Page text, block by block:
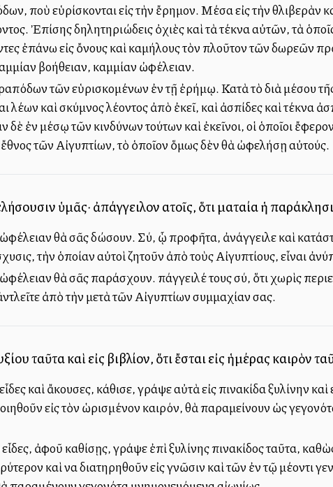
ποὺ εὑρίσκονται εἰς τὴν ἔρημον. Μέσα εἰς τὴν θλιβερὰν
Ἐπίσης δηλητηριώδεις ὀχιὲς καὶ τὰ τέκνα αὐτῶν, τὰ
ἐπάνω εἰς ὄνους καὶ καμήλους τὸν πλοῦτον τῶν δωρεῶν
βοήθειαν, καμμίαν ὠφέλειαν.
τῶν εὑρισκομένων ἐν τῇ ἐρήμῳ. Κατὰ τὸ διὰ μέσου
λέων καὶ σκύμνος λέοντος ἀπὸ ἐκεῖ, καὶ ἀσπίδες καὶ
ἐν μέσῳ τῶν κινδύνων τούτων καὶ ἐκεῖνοι, οἱ ὁποῖοι
τῶν Αἰγυπτίων, τὸ ὁποῖον ὅμως δὲν θὰ ὠφελήσῃ αὐτούς.
ὑμᾶς· ἀπάγγειλον αὐτοῖς, ὅτι ματαία ἡ
ὠφέλειαν θὰ σᾶς δώσουν. Σύ, ᾧ προφῆτα, ἀνάγγειλε καὶ
τὴν ὁποίαν αὐτοὶ ζητοῦν ἀπὸ τοὺς Αἰγυπτίους, εἶναι
θὰ σᾶς παράσχουν. Ἀπάγγειλέ τους σύ, ὅτι χωρὶς
ἀπὸ τὴν μετὰ τῶν Αἰγυπτίων συμμαχίαν σας.
ταῦτα καὶ εἰς βιβλίον, ὅτι ἔσται εἰς ἡμέρας καιρὸν
καὶ ἄκουσες, κάθισε, γράψε αὐτὰ εἰς πινακίδα ξυλίνην καὶ
εἰς τὸν ὡρισμένον καιρόν, θὰ παραμείνουν ὡς
ἀφοῦ καθίσῃς, γράψε ἐπὶ ξυλίνης πινακίδος ταῦτα,
καὶ να διατηρηθοῦν εἰς γνῶσιν καὶ τῶν ἐν τῷ μέλλοντι